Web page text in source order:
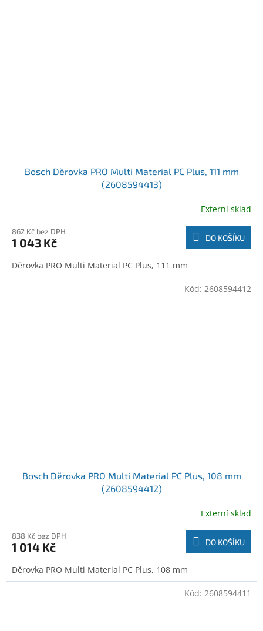
Bosch Děrovka PRO Multi Material PC Plus, 111 mm
(2608594413)
Externí sklad
862 Kč bez DPH
1 043 Kč DO KOŠÍKU
Děrovka PRO Multi Material PC Plus, 111 mm
Bosch Děrovka PRO Multi Material PC Plus, 108 mm
(2608594412)
Externí sklad
838 Kč bez DPH
1 014 Kč DO KOŠÍKU
Děrovka PRO Multi Material PC Plus, 108 mm
Kód: 2608594412
Kód: 2608594411